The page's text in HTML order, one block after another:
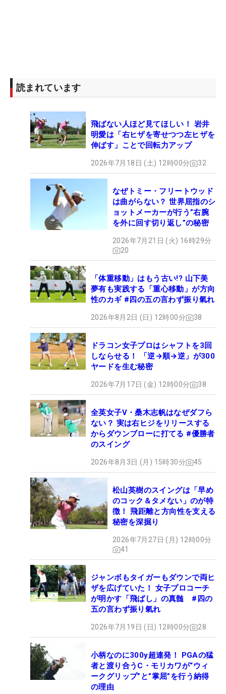
読まれています
飛ばない人ほど見てほしい！ 岩井
明愛は「右ヒザを寄せつつ左ヒザを
伸ばす」ことで回転力アップ
2026年7月18日 (土) 12時00分 32
なぜトミー・フリートウッド
は曲がらない？ 世界屈指のシ
ョットメーカーが行う”右腕
を外に回す切り返し”の秘密
2026年7月21日 (火) 16時29分
20
「体重移動」はもう古い!? 山下美
夢有も実践する「重心移動」が方向
性のカギ #四の五の言わず振り氣れ
2026年8月2日 (日) 12時00分 38
ドラコン女子プロはシャフトを3回
しならせる！ 「逆→順→逆」が300
ヤードを生む秘密
2026年7月17日 (金) 12時00分 38
全英女子V・桑木志帆はなぜダフら
ない？ 実は右ヒジをリリースする
からダウンブローに打てる #優勝者
のスイング
2026年8月3日 (月) 15時30分 45
松山英樹のスイングは「早め
のコック＆タメない」のが特
徴！ 飛距離と方向性を支える
秘密を深掘り
2026年7月27日 (月) 12時00分
41
ジャンボもタイガーもダウンで両ヒ
ザを広げていた！ 女子プロコーチ
が明かす「飛ばし」の真髄 #四の
五の言わず振り氣れ
2026年7月19日 (日) 12時00分 28
小柄なのに300y超連発！ PGAの猛
者と渡り合うC・モリカワが“ウィ
ークグリップ”と”掌屈”を行う納得
の理由